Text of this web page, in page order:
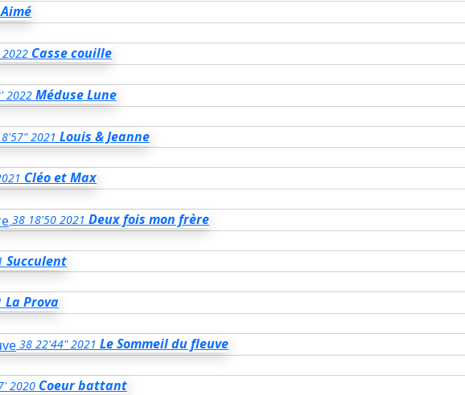
Aimé
2022 Casse couille
2022 Méduse Lune
2021 Louis & Jeanne
Cléo et Max
38 18'50 2021 Deux fois mon frère
Succulent
La Prova
38 22'44" 2021 Le Sommeil du fleuve
2020 Coeur battant